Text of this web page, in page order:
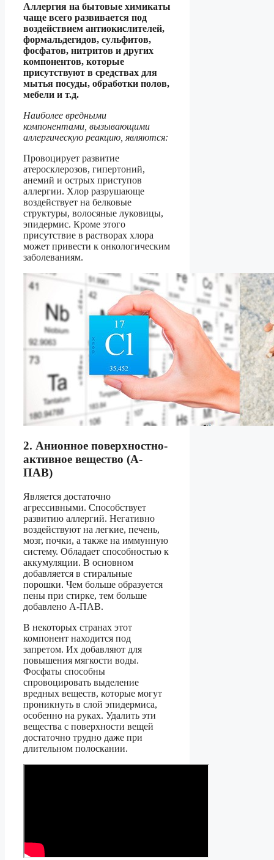
Аллергия на бытовые химикаты
чаще всего развивается под
воздействием антиокислителей,
формальдегидов, сульфитов,
фосфатов, нитритов и других
компонентов, которые
присутствуют в средствах для
мытья посуды, обработки полов,
мебели и т.д.
Наиболее вредными
компонентами, вызывающими
аллергическую реакцию, являются:
Провоцирует развитие
атеросклерозов, гипертоний,
анемий и острых приступов
аллергии. Хлор разрушающе
воздействует на белковые
структуры, волосяные луковицы,
эпидермис. Кроме этого
присутствие в растворах хлора
может привести к онкологическим
заболеваниям.
2. Анионное поверхностно-
активное вещество (А-
ПАВ)
Является достаточно
агрессивными. Способствует
развитию аллергий. Негативно
воздействуют на легкие, печень,
мозг, почки, а также на иммунную
систему. Обладает способностью к
аккумуляции. В основном
добавляется в стиральные
порошки. Чем больше образуется
пены при стирке, тем больше
добавлено А-ПАВ.
В некоторых странах этот
компонент находится под
запретом. Их добавляют для
повышения мягкости воды.
Фосфаты способны
спровоцировать выделение
вредных веществ, которые могут
проникнуть в слой эпидермиса,
особенно на руках. Удалить эти
вещества с поверхности вещей
достаточно трудно даже при
длительном полоскании.